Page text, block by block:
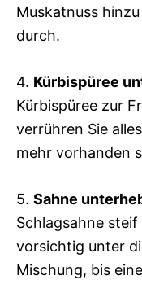
Muskatnuss
durch.
4. Kürbispüree
Kürbispüree zur
verrühren Sie
mehr vorhanden
5. Sahne
Schlagsahne
vorsichtig unter
Mischung, bis